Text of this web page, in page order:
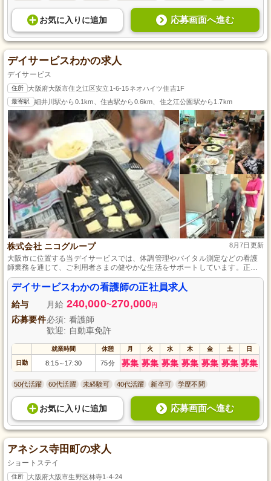
お気に入り に追加 応募画面へ進む
デイサービスわかの求人
デイサービス
住所 大阪府大阪市住之江区安立1-6-15ネオハイツ住吉1F
最寄駅 細井川駅から0.1km、住吉駅から0.6km、住之江公園駅から1.7km
株式会社 ニコグループ 8月7日更新
大阪市に位置する当デイサービスでは、体調管理やバイタル測定などの看護
師業務を通じて、ご利用者さまの健やかな生活をサポートしています。正看
護師資格をお持ちであれば、未経験やブランクのある方も歓迎！日勤のみで
週休2日制であり、プライベートを大切にしながら働ける環境です。チームワ
ークを重視した温かな職場で一緒に成長しましょう。
デイサービスわかの看護師の正社員求人
給与 月給 240,000~270,000円
応募要件必須: 看護師
歓迎: 自動車免許
就業時間 休憩 月 火 水 木 金 土 日
日勤 8:15～ 17:30 75分 募集 募集 募集 募集 募集 募集 募集
50代活躍 60代活躍 未経験可 40代活躍 新卒可 学歴不問
お気に入り に追加 応募画面へ進む
アネシス寺田町の求人
ショートステイ
住所 大阪府大阪市生野区林寺1-4-24